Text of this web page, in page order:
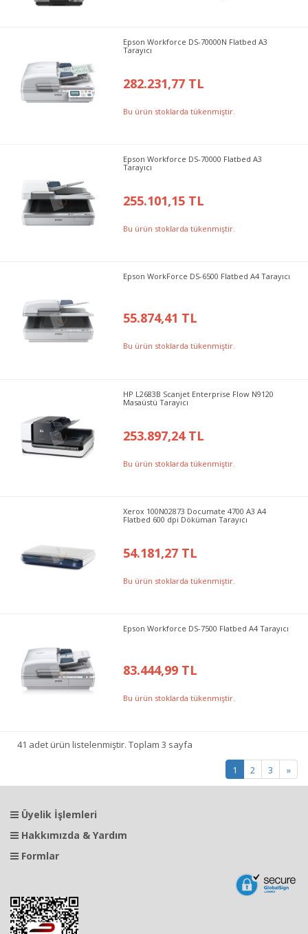
Epson Workforce DS-70000N Flatbed A3
Tarayıcı
282.231,77 TL
Bu ürün stoklarda tükenmiştir.
Epson Workforce DS-70000 Flatbed A3
Tarayıcı
255.101,15 TL
Bu ürün stoklarda tükenmiştir.
Epson WorkForce DS-6500 Flatbed A4 Tarayıcı
55.874,41 TL
Bu ürün stoklarda tükenmiştir.
HP L2683B Scanjet Enterprise Flow N9120
Masaüstü Tarayıcı
253.897,24 TL
Bu ürün stoklarda tükenmiştir.
Xerox 100N02873 Documate 4700 A3 A4
Flatbed 600 dpi Döküman Tarayıcı
54.181,27 TL
Bu ürün stoklarda tükenmiştir.
Epson Workforce DS-7500 Flatbed A4 Tarayıcı
83.444,99 TL
Bu ürün stoklarda tükenmiştir.
41 adet ürün listelenmiştir. Toplam 3 sayfa
1 2 3 »
Üyelik İşlemleri
Hakkımızda & Yardım
Formlar